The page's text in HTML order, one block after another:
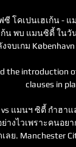
ซี โคเปนเฮเก้น -
ก้น พบ แมนซิตี้ ใน
จบเกม
the introduction
clauses in
vs แมนฯ ซิตี้ กำฮ
งไวเพราะคนอย
เลย. Manchester